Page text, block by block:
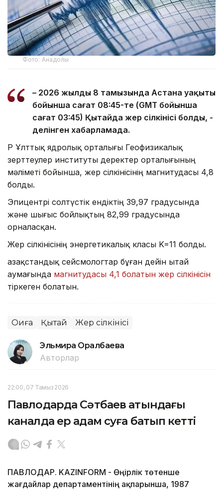
Фото: Анадолы
– 2026 жылдың 8 тамызында Астана уақыты
бойынша сағат 08:45-те (GMT бойынша
сағат 03:45) Қытайда жер сілкінісі болды, -
делінген хабарламада.
ҚР Ұлттық ядролық орталығы Геофизикалық
зерттеулер институты деректер орталығының
мәліметі бойынша, жер сілкінісінің магнитудасы 4,8
болды.
Эпицентрі солтүстік ендіктің 39,97 градусында
және шығыс бойлықтың 82,99 градусында
орналасқан.
Жер сілкінісінің энергетикалық класы K=11 болды.
Қазақстандық сейсмологтар бұған дейін Қытай
аумағында магнитудасы 4,1 болатын жер сілкінісін
тіркеген болатын.
Оқиға Қытай Жер сілкінісі
Эльмира Оралбаева
Авторлар
22:00, 07 Тамыз 2026
Павлодарда Сәтбаев атындағы
каналда ер адам суға батып кетті
ПАВЛОДАР. KAZINFORM - Өңірлік төтенше
жағдайлар департаментінің ақпарынша, 1987